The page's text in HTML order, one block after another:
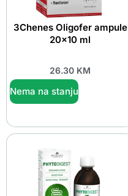
3Chenes Oligofer ampule
20×10 ml
26.30 KM
Nema na stanju